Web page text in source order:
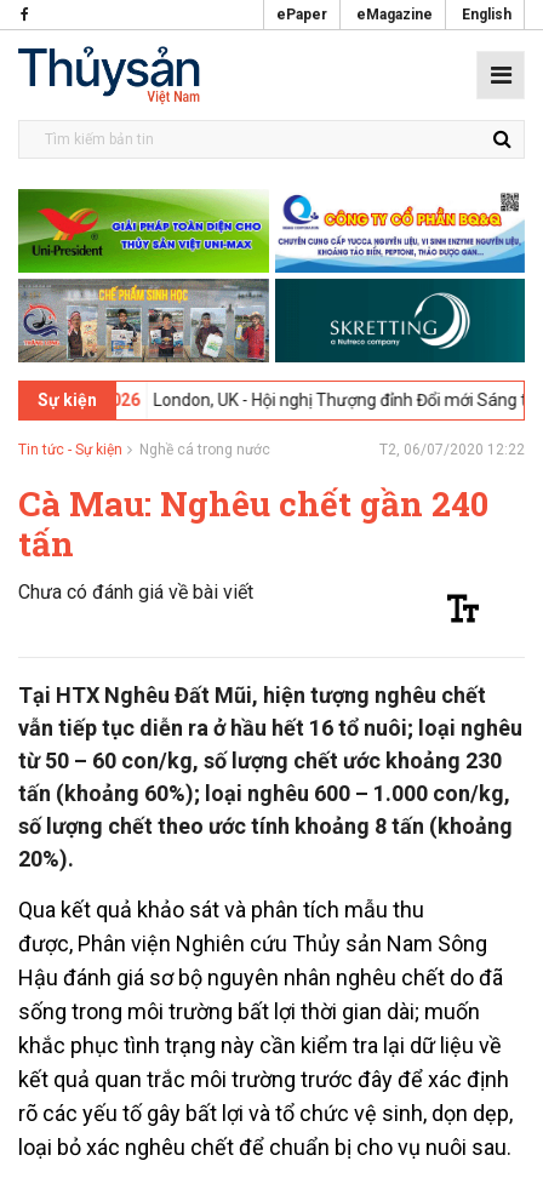
ePaper eMagazine English
Sự kiện
2026 London, UK - Hội nghị Thượng đỉnh Đổi mới Sáng tạo trong
Tin tức - Sự kiện Nghề cá trong nước T2, 06/07/2020 12:22
Cà Mau: Nghêu chết gần 240
tấn
Chưa có đánh giá về bài viết
Tại HTX Nghêu Đất Mũi, hiện tượng nghêu chết
vẫn tiếp tục diễn ra ở hầu hết 16 tổ nuôi; loại nghêu
từ 50 – 60 con/kg, số lượng chết ước khoảng 230
tấn (khoảng 60%); loại nghêu 600 – 1.000 con/kg,
số lượng chết theo ước tính khoảng 8 tấn (khoảng
20%).
Qua kết quả khảo sát và phân tích mẫu thu
được, Phân viện Nghiên cứu Thủy sản Nam Sông
Hậu đánh giá sơ bộ nguyên nhân nghêu chết do đã
sống trong môi trường bất lợi thời gian dài; muốn
khắc phục tình trạng này cần kiểm tra lại dữ liệu về
kết quả quan trắc môi trường trước đây để xác định
rõ các yếu tố gây bất lợi và tổ chức vệ sinh, dọn dẹp,
loại bỏ xác nghêu chết để chuẩn bị cho vụ nuôi sau.